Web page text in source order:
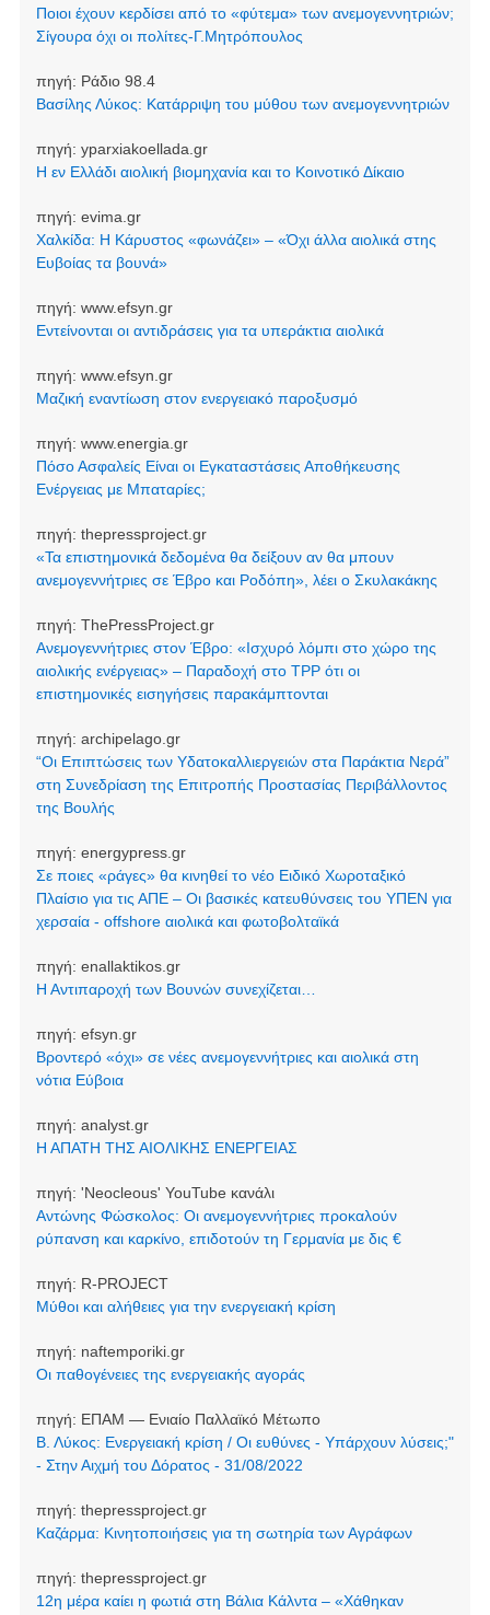
Ποιοι έχουν κερδίσει από το «φύτεμα» των ανεμογεννητριών;
Σίγουρα όχι οι πολίτες-Γ.Μητρόπουλος
πηγή: Ράδιο 98.4
Βασίλης Λύκος: Κατάρριψη του μύθου των ανεμογεννητριών
πηγή: yparxiakoellada.gr
Η εν Ελλάδι αιολική βιομηχανία και το Κοινοτικό Δίκαιο
πηγή: evima.gr
Χαλκίδα: Η Κάρυστος «φωνάζει» – «Όχι άλλα αιολικά στης
Ευβοίας τα βουνά»
πηγή: www.efsyn.gr
Εντείνονται οι αντιδράσεις για τα υπεράκτια αιολικά
πηγή: www.efsyn.gr
Μαζική εναντίωση στον ενεργειακό παροξυσμό
πηγή: www.energia.gr
Πόσο Ασφαλείς Είναι οι Εγκαταστάσεις Αποθήκευσης
Ενέργειας με Μπαταρίες;
πηγή: thepressproject.gr
«Τα επιστημονικά δεδομένα θα δείξουν αν θα μπουν
ανεμογεννήτριες σε Έβρο και Ροδόπη», λέει ο Σκυλακάκης
πηγή: ThePressProject.gr
Ανεμογεννήτριες στον Έβρο: «Ισχυρό λόμπι στο χώρο της
αιολικής ενέργειας» – Παραδοχή στο TPP ότι οι
επιστημονικές εισηγήσεις παρακάμπτονται
πηγή: archipelago.gr
“Οι Επιπτώσεις των Υδατοκαλλιεργειών στα Παράκτια Νερά”
στη Συνεδρίαση της Επιτροπής Προστασίας Περιβάλλοντος
της Βουλής
πηγή: energypress.gr
Σε ποιες «ράγες» θα κινηθεί το νέο Ειδικό Χωροταξικό
Πλαίσιο για τις ΑΠΕ – Οι βασικές κατευθύνσεις του ΥΠΕΝ για
χερσαία - offshore αιολικά και φωτοβολταϊκά
πηγή: enallaktikos.gr
Η Αντιπαροχή των Βουνών συνεχίζεται…
πηγή: efsyn.gr
Βροντερό «όχι» σε νέες ανεμογεννήτριες και αιολικά στη
νότια Εύβοια
πηγή: analyst.gr
Η ΑΠΑΤΗ ΤΗΣ ΑΙΟΛΙΚΗΣ ΕΝΕΡΓΕΙΑΣ
πηγή: 'Neocleοus' YouTube κανάλι
Αντώνης Φώσκολος: Οι ανεμογεννήτριες προκαλούν
ρύπανση και καρκίνο, επιδοτούν τη Γερμανία με δις €
πηγή: R-PROJECT
Μύθοι και αλήθειες για την ενεργειακή κρίση
πηγή: naftemporiki.gr
Οι παθογένειες της ενεργειακής αγοράς
πηγή: ΕΠΑΜ — Ενιαίο Παλλαϊκό Μέτωπο
Β. Λύκος: Ενεργειακή κρίση / Οι ευθύνες - Υπάρχουν λύσεις;"
- Στην Αιχμή του Δόρατος - 31/08/2022
πηγή: thepressproject.gr
Καζάρμα: Κινητοποιήσεις για τη σωτηρία των Αγράφων
πηγή: thepressproject.gr
12η μέρα καίει η φωτιά στη Βάλια Κάλντα – «Χάθηκαν